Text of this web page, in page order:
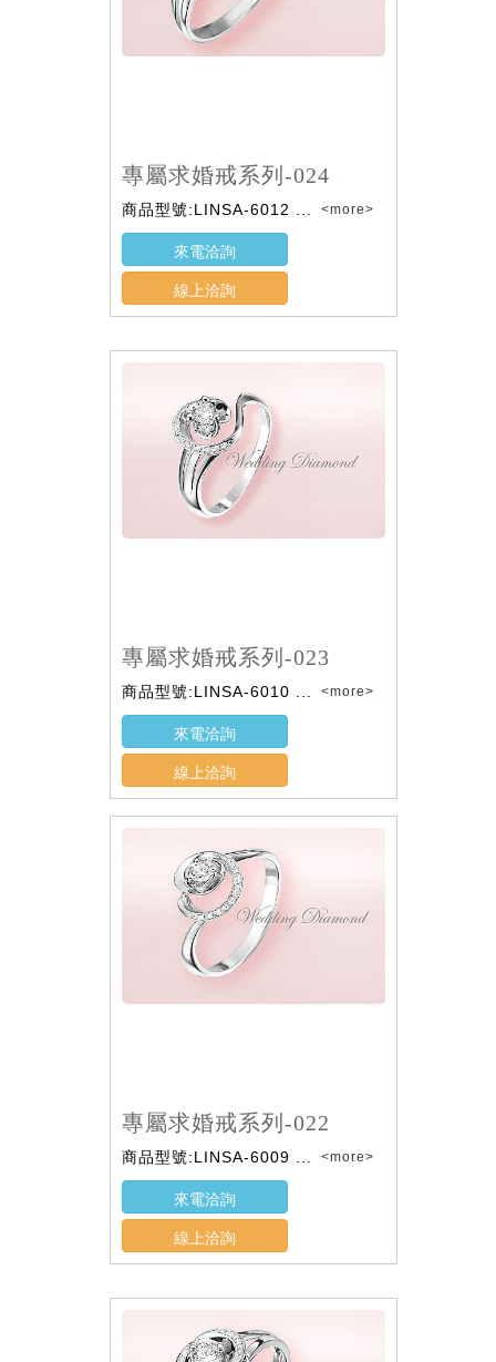
專屬求婚戒系列-024
商品型號:LINSA-6012 ... <more>
來電洽詢
線上洽詢
專屬求婚戒系列-023
商品型號:LINSA-6010 ... <more>
來電洽詢
線上洽詢
專屬求婚戒系列-022
商品型號:LINSA-6009 ... <more>
來電洽詢
線上洽詢